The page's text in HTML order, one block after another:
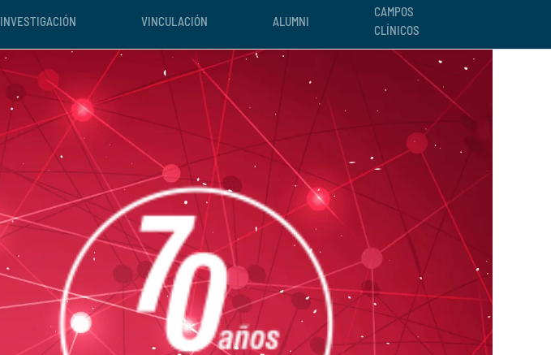
INVESTIGACIÓN VINCULACIÓN ALUMNI
CAMPOS
CLÍNICOS